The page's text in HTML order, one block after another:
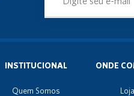
INSTITUCIONAL
Quem Somos
ONDE